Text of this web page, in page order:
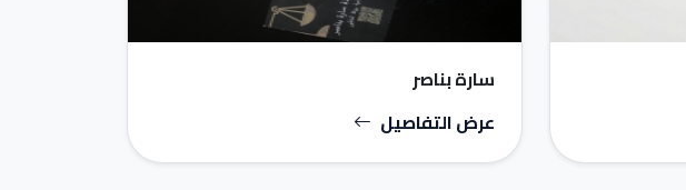
سارة بناصر
عرض التفاصيل